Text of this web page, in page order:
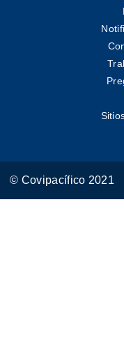
© Covipacífico 2021